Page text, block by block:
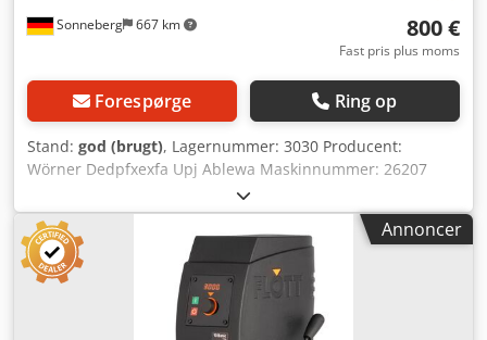
Sonneberg 667 km 800 €
Fast pris plus moms
Forespørge Ring op
Stand: god (brugt), Lagernummer: 3030 Producent:
Wörner Dedpfxexfa Upj Ablewa Maskinnummer: 26207
Type / Model: B8 Borekapacitet: op til 10 mm
Spindelholder: Borepatron Omdrejningstal: 780 til 10.000
o/min Slaglængde: 70 mm Udlæg: mm Bordstørrelse: 240 x
220 mm Hovedjustering: Maskinens opstillingsflade: 320 x
430 mm mm Samlet tilslutning: kW Tilbehør/Udstyr:
Borepatron Stand: meget god Vægt: 120 kg Mål med bord:
600 x 800 x 1.200 mm Bordplads: 560 x 720 mm
Annoncer